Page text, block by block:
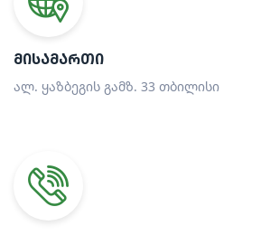
ᲛᲘᲡᲐᲛᲐᲠᲗᲘ
ალ. ყაზბეგის გამზ. 33 თბილისი